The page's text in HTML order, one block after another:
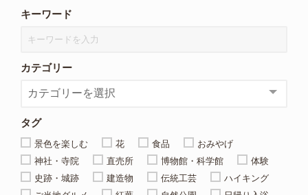
キーワード
カテゴリー
タグ
景色を楽しむ 花 食品
おみやげ
神社・寺院
直売所 博物館・科学館
体験
史跡・城跡
建造物 伝統工芸
ハイキング